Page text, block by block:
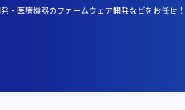
医療機器のファームウェア開発などをお任せ